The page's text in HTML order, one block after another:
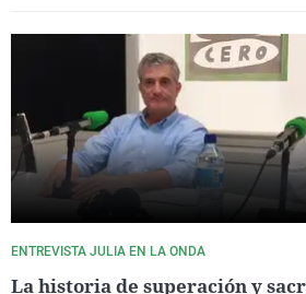
ENTREVISTA JULIA EN LA ONDA
La historia de superación y